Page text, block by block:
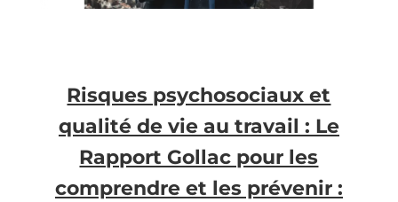
Risques psychosociaux et
qualité de vie au travail : Le
Rapport Gollac pour les
comprendre et les prévenir :